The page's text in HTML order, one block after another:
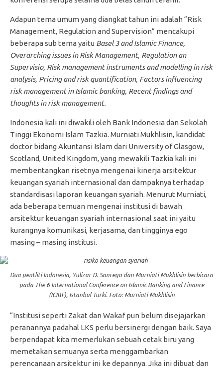
Adapun tema umum yang diangkat tahun ini adalah “Risk
Management, Regulation and Supervision” mencakupi
beberapa sub tema yaitu Basel 3 and Islamic Finance,
Overarching issues in Risk Management, Regulation an
Supervisio, Risk management instruments and modelling in risk
analysis, Pricing and risk quantification, Factors influencing
risk management in Islamic banking, Recent findings and
thoughts in risk management.
Indonesia kali ini diwakili oleh Bank Indonesia dan Sekolah
Tinggi Ekonomi Islam Tazkia. Murniati Mukhlisin, kandidat
doctor bidang Akuntansi Islam dari University of Glasgow,
Scotland, United Kingdom, yang mewakili Tazkia kali ini
membentangkan risetnya mengenai kinerja arsitektur
keuangan syariah internasional dan dampaknya terhadap
standardisasi laporan keuangan syariah. Menurut Murniati,
ada beberapa temuan mengenai institusi di bawah
arsitektur keuangan syariah internasional saat ini yaitu
kurangnya komunikasi, kerjasama, dan tingginya ego
masing – masing institusi.
Dua pentliti Indonesia, Yulizar D. Sanrego dan Murniati Mukhlisin berbicara
pada The 6 International Conference on Islamic Banking and Finance
(ICIBF), Istanbul Turki. Foto: Murniati Mukhlisin
“Institusi seperti Zakat dan Wakaf pun belum disejajarkan
peranannya padahal LKS perlu bersinergi dengan baik. Saya
berpendapat kita memerlukan sebuah cetak biru yang
memetakan semuanya serta menggambarkan
perencanaan arsitektur ini ke depannya. Jika ini dibuat dan